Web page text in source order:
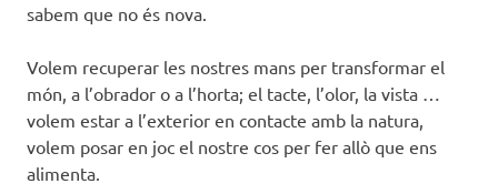
sabem que no és nova.
Volem recuperar les nostres mans per transformar el
món, a l’obrador o a l’horta; el tacte, l’olor, la vista …
volem estar a l’exterior en contacte amb la natura,
volem posar en joc el nostre cos per fer allò que ens
alimenta.